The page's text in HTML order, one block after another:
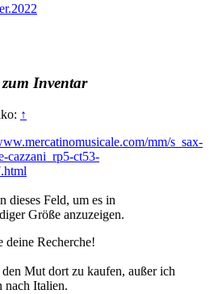
Inventar
↑
mm/s_sax-
cazzani_rp5-ct53-
dieses Feld, um es in
Größe anzuzeigen.
deine Recherche!
Mut dort zu kaufen, außer ich
nach Italien.